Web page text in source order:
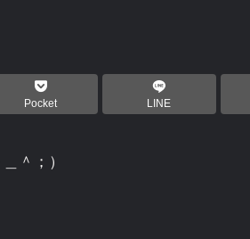
Pocket LINE
＾；）